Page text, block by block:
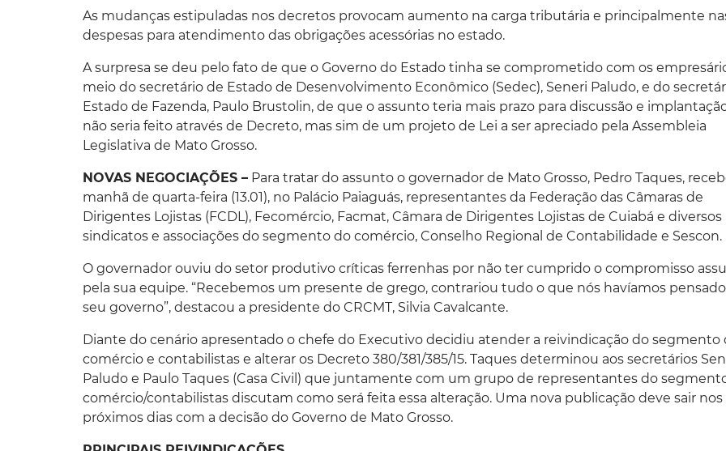
As mudanças estipuladas nos decretos provocam aumento na carga tributária e principalmente
despesas para atendimento das obrigações acessórias no estado.
A surpresa se deu pelo fato de que o Governo do Estado tinha se comprometido com os
meio do secretário de Estado de Desenvolvimento Econômico (Sedec), Seneri Paludo, e do
Estado de Fazenda, Paulo Brustolin, de que o assunto teria mais prazo para discussão e
não seria feito através de Decreto, mas sim de um projeto de Lei a ser apreciado pela Assembleia
Legislativa de Mato Grosso.
NOVAS NEGOCIAÇÕES – Para tratar do assunto o governador de Mato Grosso, Pedro Taques,
manhã de quarta-feira (13.01), no Palácio Paiaguás, representantes da Federação das Câmaras de
Dirigentes Lojistas (FCDL), Fecomércio, Facmat, Câmara de Dirigentes Lojistas de Cuiabá e diversos
sindicatos e associações do segmento do comércio, Conselho Regional de Contabilidade e Sescon.
O governador ouviu do setor produtivo críticas ferrenhas por não ter cumprido o compromisso
pela sua equipe. “Recebemos um presente de grego, contrariou tudo o que nós havíamos
seu governo”, destacou a presidente do CRCMT, Silvia Cavalcante.
Diante do cenário apresentado o chefe do Executivo decidiu atender a reivindicação do segmento
comércio e contabilistas e alterar os Decreto 380/381/385/15. Taques determinou aos secretários
Paludo e Paulo Taques (Casa Civil) que juntamente com um grupo de representantes do
comércio/contabilistas discutam como será feita essa alteração. Uma nova publicação deve sair nos
próximos dias com a decisão do Governo de Mato Grosso.